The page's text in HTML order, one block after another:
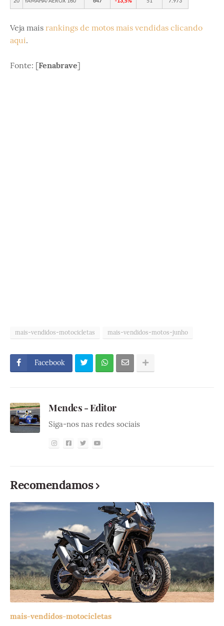
20 YAMAHA/AEROX 160 647 -13,5% 51 7.973
Veja mais rankings de motos mais vendidas clicando
aqui.
Fonte: [Fenabrave]
mais-vendidos-motocicletas mais-vendidos-motos-junho
Facebook
Mendes - Editor
Siga-nos nas redes sociais
Recomendamos
mais-vendidos-motocicletas